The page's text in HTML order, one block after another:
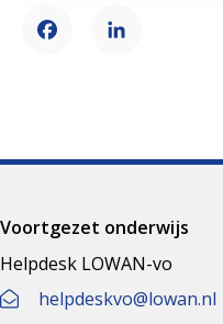
FacebookLinkedIn
Voortgezet onderwijs
Helpdesk LOWAN-vo
helpdeskvo@lowan.nl